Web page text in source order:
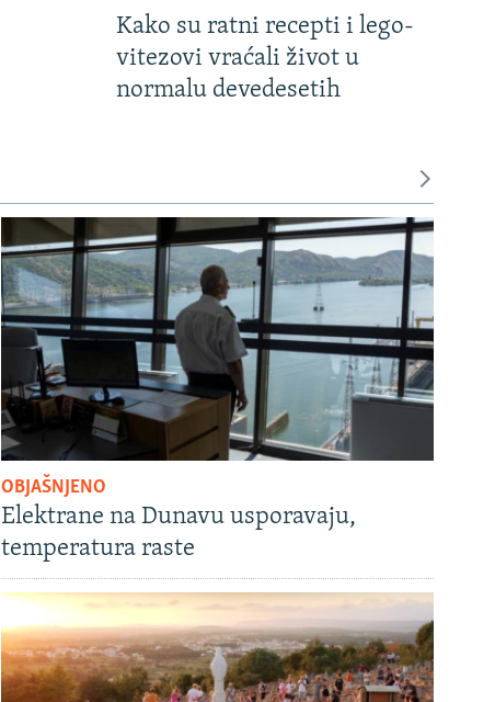
Kako su ratni recepti i lego-
vitezovi vraćali život u
normalu devedesetih
OBJAŠNJENO
Elektrane na Dunavu usporavaju,
temperatura raste